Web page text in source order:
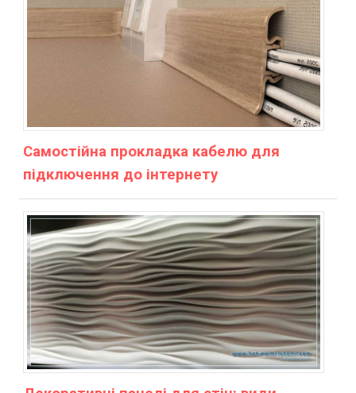
Самостійна прокладка кабелю для
підключення до інтернету